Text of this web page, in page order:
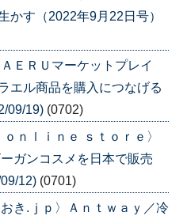
かす（2022年9月22日号）
ＥＲＵマーケットプレイ
エル商品を購入につなげる
09/19) (0702)
ｎｌｉｎｅ ｓｔｏｒｅ〉
ガンコスメを日本で販売
12) (0701)
き.ｊｐ〉Ａｎｔｗａｙ／冷